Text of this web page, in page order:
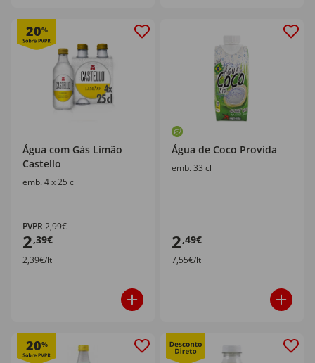
20%
Água com Gás Limão
Castello
emb. 4 x 25 cl
PVPR2,99€
2,39€
2,39€/lt
Água de Coco Provida
emb. 33 cl
2,49€
7,55€/lt
20%